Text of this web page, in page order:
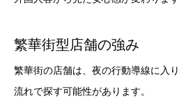
繁華街型店舗の強み
繁華街の店舗は、夜の行動導線に入
流れで探す可能性があります。